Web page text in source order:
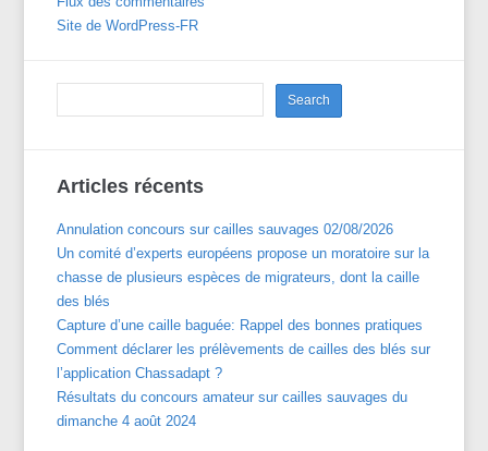
Site de WordPress-FR
Articles récents
Annulation concours sur cailles sauvages 02/08/2026
Un comité d’experts européens propose un moratoire sur la
chasse de plusieurs espèces de migrateurs, dont la caille
des blés
Capture d’une caille baguée: Rappel des bonnes pratiques
Comment déclarer les prélèvements de cailles des blés sur
l’application Chassadapt ?
Résultats du concours amateur sur cailles sauvages du
dimanche 4 août 2024